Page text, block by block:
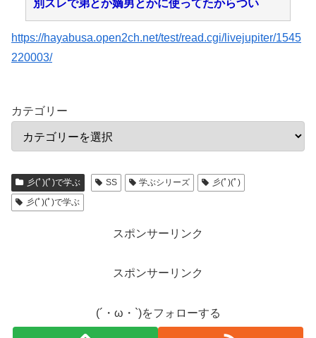
別スレで弟とか嫡男とかに使ってたからつい
https://hayabusa.open2ch.net/test/read.cgi/livejupiter/1545
220003/
カテゴリー
彡(ﾟ)(ﾟ)で学ぶ SS 学ぶシリーズ
彡(ﾟ)(ﾟ)
彡(ﾟ)(ﾟ)で学ぶ
スポンサーリンク
スポンサーリンク
(´・ω・`)をフォローする